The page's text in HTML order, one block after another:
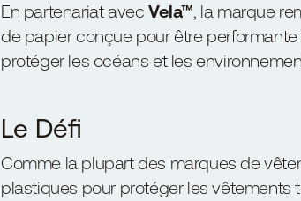
En partenariat avec Vela™, la marque
de papier conçue pour être
protéger les océans et les
Le Défi
Comme la plupart des marques de
plastiques pour protéger les vêtements